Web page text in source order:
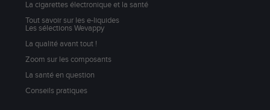
La cigarettes électronique et la santé
Tout savoir sur les e-liquides
Les sélections Wevappy
La qualité avant tout !
Zoom sur les composants
La santé en question
Conseils pratiques